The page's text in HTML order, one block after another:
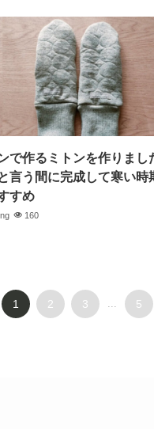
で作るミトンを作りまし
言う間に完成して寒い時
すめ
160
1 2 3 ... 5